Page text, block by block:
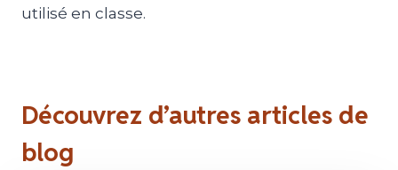
utilisé en classe.
Découvrez d’autres articles de
blog